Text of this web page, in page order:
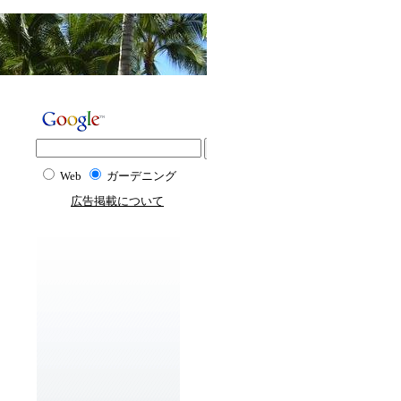
Web
ガーデニング
広告掲載について